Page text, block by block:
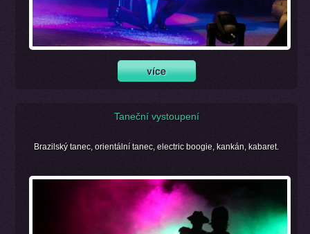
Taneční vystoupení
Brazilský tanec, orientální tanec, electric boogie, kankán, kabaret.